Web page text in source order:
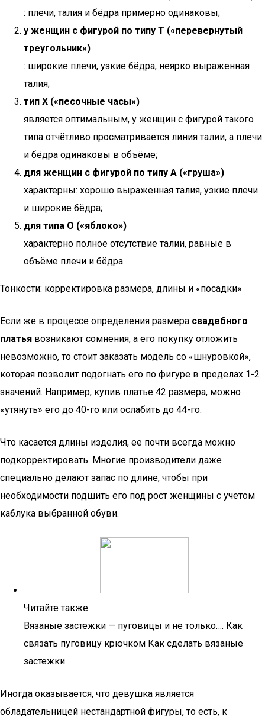
: плечи, талия и бёдра примерно одинаковы;
у женщин с фигурой по типу T («перевернутый
треугольник»)
: широкие плечи, узкие бёдра, неярко выраженная
талия;
тип X («песочные часы»)
является оптимальным, у женщин с фигурой такого
типа отчётливо просматривается линия талии, а плечи
и бёдра одинаковы в объёме;
для женщин с фигурой по типу A («груша»)
характерны: хорошо выраженная талия, узкие плечи
и широкие бёдра;
для типа O («яблоко»)
характерно полное отсутствие талии, равные в
объёме плечи и бёдра.
Тонкости: корректировка размера, длины и «посадки»
Если же в процессе определения размера свадебного
платья возникают сомнения, а его покупку отложить
невозможно, то стоит заказать модель со «шнуровкой»,
которая позволит подогнать его по фигуре в пределах 1-2
значений. Например, купив платье 42 размера, можно
«утянуть» его до 40-го или ослабить до 44-го.
Что касается длины изделия, ее почти всегда можно
подкорректировать. Многие производители даже
специально делают запас по длине, чтобы при
необходимости подшить его под рост женщины с учетом
каблука выбранной обуви.
Читайте также:
Вязаные застежки — пуговицы и не только…. Как
связать пуговицу крючком Как сделать вязаные
застежки
Иногда оказывается, что девушка является
обладательницей нестандартной фигуры, то есть, к